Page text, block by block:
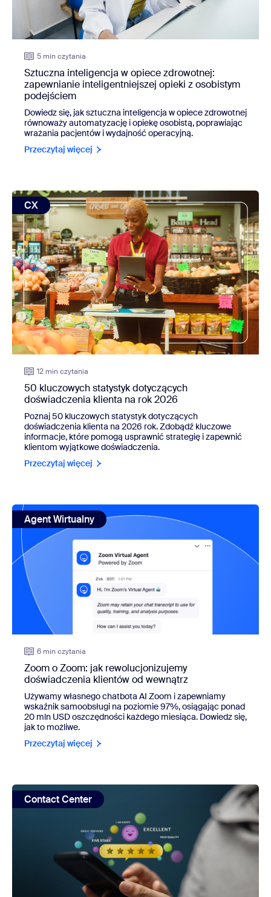
5 min czytania
Sztuczna inteligencja w opiece zdrowotnej:
zapewnianie inteligentniejszej opieki z osobistym
podejściem
Dowiedz się, jak sztuczna inteligencja w opiece zdrowotnej
równoważy automatyzację i opiekę osobistą, poprawiając
wrażania pacjentów i wydajność operacyjną.
Przeczytaj więcej
view: 50 kluczowych statystyk dotyczących
CX
12 min czytania
50 kluczowych statystyk dotyczących
doświadczenia klienta na rok 2026
Poznaj50 kluczowych statystyk dotyczących
doświadczenia klienta na 2026 rok. Zdobądź kluczowe
informacje, które pomogą usprawnić strategię i zapewnić
klientom wyjątkowe doświadczenia.
Przeczytaj więcej
view: Zoom o Zoom: jak rewolucjonizujemy
Agent Wirtualny
6 min czytania
Zoom o Zoom: jak rewolucjonizujemy
doświadczenia klientów od wewnątrz
Używamy własnego chatbota AI Zoom i zapewniamy
wskaźnik samoobsługi na poziomie 97%, osiągając ponad
20 mln USD oszczędności każdego miesiąca. Dowiedz się,
jak to możliwe.
Przeczytaj więcej
view: Skargi klientów: 7 najczęstszych skarg i sposoby ich
Contact Center